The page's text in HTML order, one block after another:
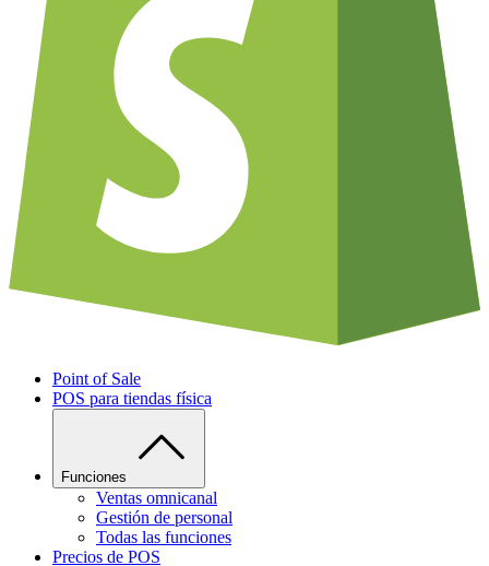
Point of Sale
POS para tiendas física
Funciones
Ventas omnicanal
Gestión de personal
Todas las funciones
Precios de POS